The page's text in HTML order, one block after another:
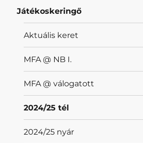
Játékoskeringő
Aktuális keret
MFA @ NB I.
MFA @ válogatott
2024/25 tél
2024/25 nyár